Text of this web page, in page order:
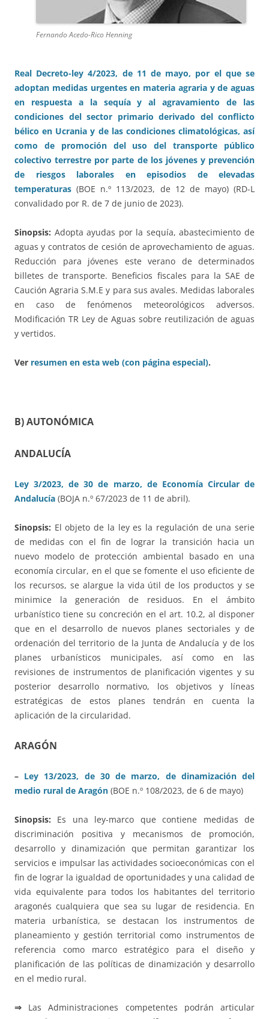
Fernando Acedo-Rico Henning
Real Decreto-ley 4/2023, de 11 de mayo, por el que se
adoptan medidas urgentes en materia agraria y de aguas
en respuesta a la sequía y al agravamiento de las
condiciones del sector primario derivado del conflicto
bélico en Ucrania y de las condiciones climatológicas, así
como de promoción del uso del transporte público
colectivo terrestre por parte de los jóvenes y prevención
de riesgos laborales en episodios de elevadas
temperaturas (BOE n.º 113/2023, de 12 de mayo) (RD-L
convalidado por R. de 7 de junio de 2023).
Sinopsis: Adopta ayudas por la sequía, abastecimiento de
aguas y contratos de cesión de aprovechamiento de aguas.
Reducción para jóvenes este verano de determinados
billetes de transporte. Beneficios fiscales para la SAE de
Caución Agraria S.M.E y para sus avales. Medidas laborales
en caso de fenómenos meteorológicos adversos.
Modificación TR Ley de Aguas sobre reutilización de aguas
y vertidos.
Ver resumen en esta web (con página especial).
B) AUTONÓMICA
ANDALUCÍA
Ley 3/2023, de 30 de marzo, de Economía Circular de
Andalucía (BOJA n.º 67/2023 de 11 de abril).
Sinopsis: El objeto de la ley es la regulación de una serie
de medidas con el fin de lograr la transición hacia un
nuevo modelo de protección ambiental basado en una
economía circular, en el que se fomente el uso eficiente de
los recursos, se alargue la vida útil de los productos y se
minimice la generación de residuos. En el ámbito
urbanístico tiene su concreción en el art. 10.2, al disponer
que en el desarrollo de nuevos planes sectoriales y de
ordenación del territorio de la Junta de Andalucía y de los
planes urbanísticos municipales, así como en las
revisiones de instrumentos de planificación vigentes y su
posterior desarrollo normativo, los objetivos y líneas
estratégicas de estos planes tendrán en cuenta la
aplicación de la circularidad.
ARAGÓN
– Ley 13/2023, de 30 de marzo, de dinamización del
medio rural de Aragón (BOE n.º 108/2023, de 6 de mayo)
Sinopsis: Es una ley-marco que contiene medidas de
discriminación positiva y mecanismos de promoción,
desarrollo y dinamización que permitan garantizar los
servicios e impulsar las actividades socioeconómicas con el
fin de lograr la igualdad de oportunidades y una calidad de
vida equivalente para todos los habitantes del territorio
aragonés cualquiera que sea su lugar de residencia. En
materia urbanística, se destacan los instrumentos de
planeamiento y gestión territorial como instrumentos de
referencia como marco estratégico para el diseño y
planificación de las políticas de dinamización y desarrollo
en el medio rural.
⇒ Las Administraciones competentes podrán articular